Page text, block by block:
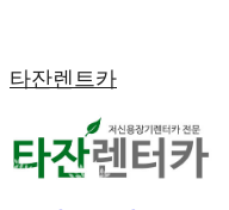
타잔렌트카